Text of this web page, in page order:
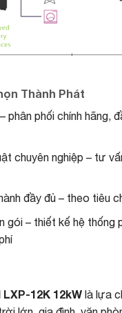
Thành Phát
phân phối chính hãng,
chuyên nghiệp – tư
đầy đủ – theo tiêu
gói – thiết kế hệ thống
LXP-12K 12kW là lựa